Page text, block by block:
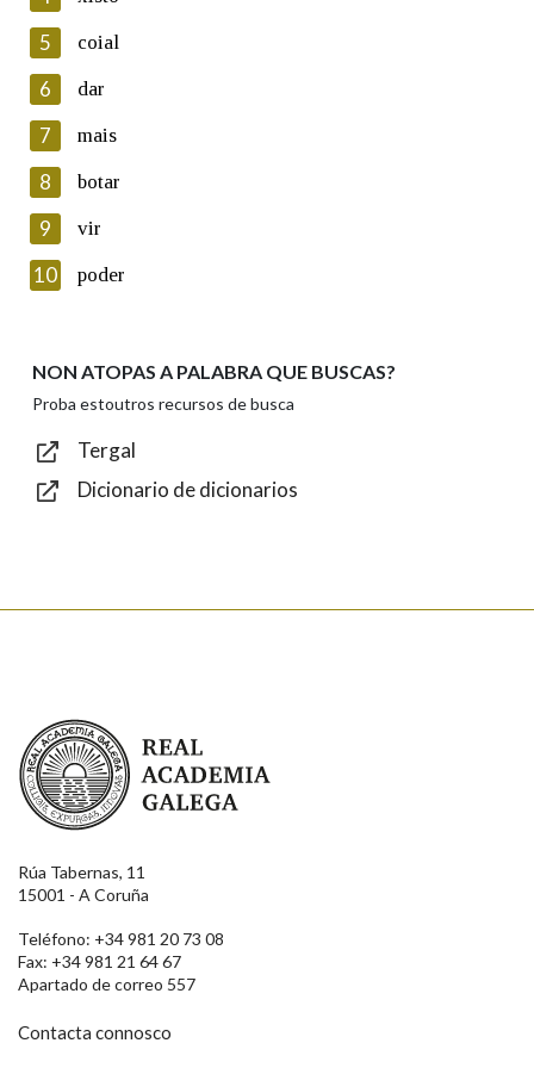
Lin e acepto as condicións da política de
Introduce o código que aparece na imaxe:
Texto de verificación
Enviar
5 coial
6 dar
7 mais
8 botar
9 vir
10 poder
NON ATOPAS A PALABRA QUE BUSCAS?
Proba estoutros recursos de busca
Tergal
Dicionario de dicionarios
Real Academia Galega
Rúa Tabernas, 11
15001 - A Coruña
Teléfono: +34 981 20 73 08
Fax: +34 981 21 64 67
Apartado de correo 557
Contacta connosco